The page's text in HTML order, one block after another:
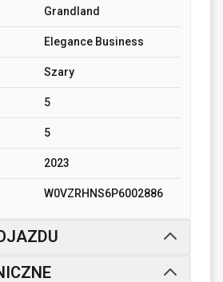
Grandland
Elegance Business
Szary
5
5
2023
W0VZRHNS6P6002886